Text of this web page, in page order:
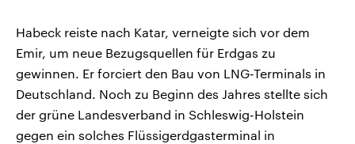
Habeck reiste nach Katar, verneigte sich vor dem
Emir, um neue Bezugsquellen für Erdgas zu
gewinnen. Er forciert den Bau von LNG-Terminals in
Deutschland. Noch zu Beginn des Jahres stellte sich
der grüne Landesverband in Schleswig-Holstein
gegen ein solches Flüssigerdgasterminal in